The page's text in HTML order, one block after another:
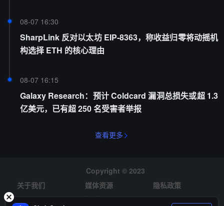
08-07 16:30
SharpLink 反对以太坊 EIP-8363，称收益归零将动摇机
构选择 ETH 的核心理由
08-07 16:15
Galaxy Research：预计 Coldcard 漏洞总损失或超 1.3
亿美元，已有超 250 名受害者举报
查看更多
Copyright © 2023
关于我们
媒体资源
隐私政策
风险提示
招聘